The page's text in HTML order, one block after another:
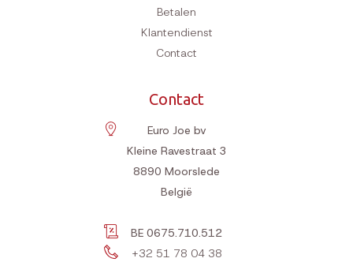
Betalen
Klantendienst
Contact
Contact
Euro Joe bv
Kleine Ravestraat 3
8890 Moorslede
België
BE 0675.710.512
+32 51 78 04 38